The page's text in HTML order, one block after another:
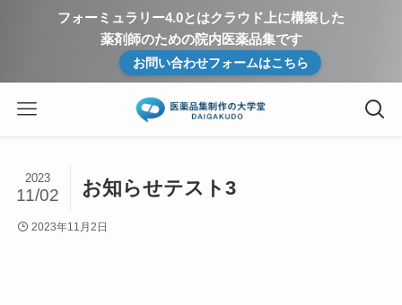
フォーミュラリー4.0とはクラウド上に構築した
薬剤師のための院内医薬品集です
お問い合わせフォームはこちら
お知らせテスト3
2023
11/02
2023年11月2日